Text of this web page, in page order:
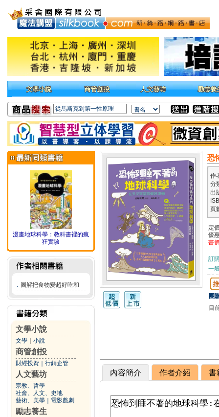
漫畫地球科學：教科書裡的瘋
狂實驗
． 圖解把食物變超好吃和
文學小說
文學 小說
商管創投
財經投資 行銷企管
人文藝坊
宗教、哲學
社會、人文、史地
藝術、美學
電影戲劇
勵志養生
恐
作
分
出
頁
定
優
書
訂
一
團
目
內容簡介 作者介紹 書